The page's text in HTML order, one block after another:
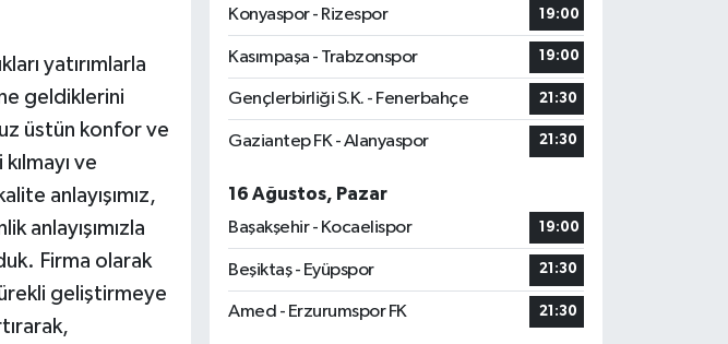
yatırımlarla
geldiklerini
üstün konfor ve
ve
anlayışımız,
anlayışımızla
Firma olarak
geliştirmeye
Konyaspor - Rizespor
19:00
Kasımpaşa - Trabzonspor 19:00
Gençlerbirliği S.K. - Fenerbahçe 21:30
Gaziantep FK - Alanyaspor 21:30
16 Ağustos, Pazar
Başakşehir - Kocaelispor
19:00
Beşiktaş - Eyüpspor 21:30
Amed - Erzurumspor FK 21:30